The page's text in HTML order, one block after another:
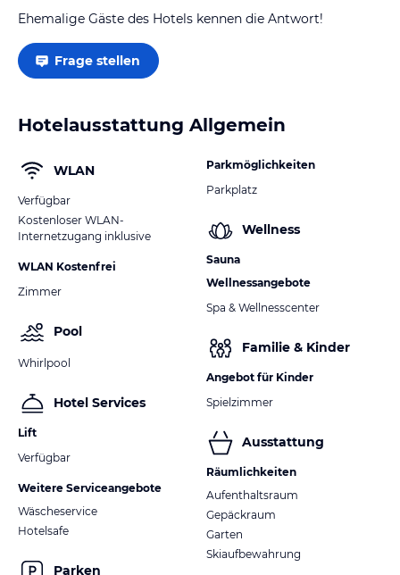
Ehemalige Gäste des Hotels kennen die Antwort!
Frage stellen
Hotelausstattung Allgemein
WLAN
Verfügbar
Kostenloser WLAN-
Internetzugang inklusive
WLAN Kostenfrei
Zimmer
Pool
Whirlpool
Hotel Services
Lift
Verfügbar
Weitere Serviceangebote
Wäscheservice
Hotelsafe
Parken
Parkmöglichkeiten
Parkplatz
Wellness
Sauna
Wellnessangebote
Spa & Wellnesscenter
Familie & Kinder
Angebot für Kinder
Spielzimmer
Ausstattung
Räumlichkeiten
Aufenthaltsraum
Gepäckraum
Garten
Skiaufbewahrung